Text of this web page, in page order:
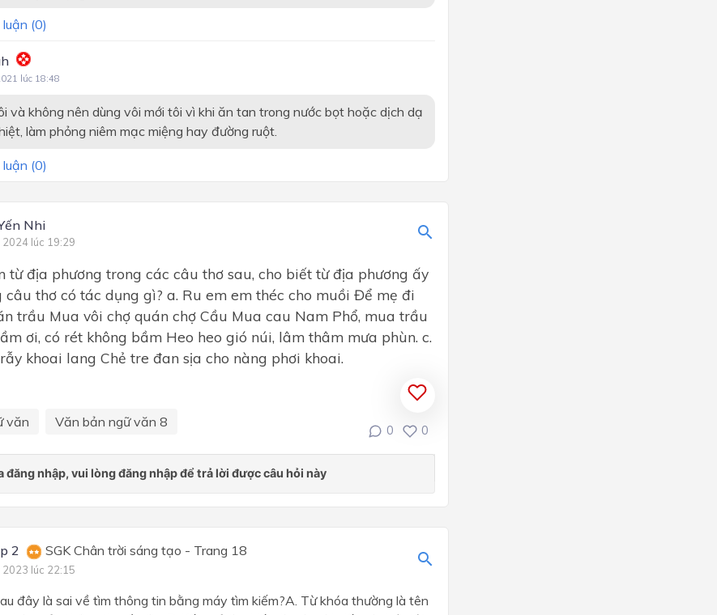
luận (0)
lúc 18:48
và không nên dùng vôi mới tôi vì khi ăn tan trong nước bọt hoặc dịch dạ
làm phỏng niêm mạc miệng hay đường ruột.
luận (0)
Nhi
lúc 19:29
từ địa phương trong các câu thơ sau, cho biết từ địa phương ấy
câu thơ có tác dụng gì? a. Ru em em théc cho muồi Để mẹ đi
trầu Mua vôi chợ quán chợ Cầu Mua cau Nam Phổ, mua trầu
ơi, có rét không bầm Heo heo gió núi, lâm thâm mưa phùn. c.
khoai lang Chẻ tre đan sịa cho nàng phơi khoai.
văn Văn bản ngữ văn 8
0 0
2 SGK Chân trời sáng tạo - Trang 18
lúc 22:15
đây là sai về tìm thông tin bằng máy tìm kiếm?A. Từ khóa thường là tên